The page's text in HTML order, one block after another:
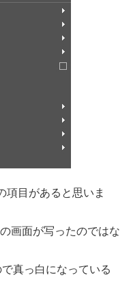
項目があると思いま
画面が写ったのではな
真っ白になっている